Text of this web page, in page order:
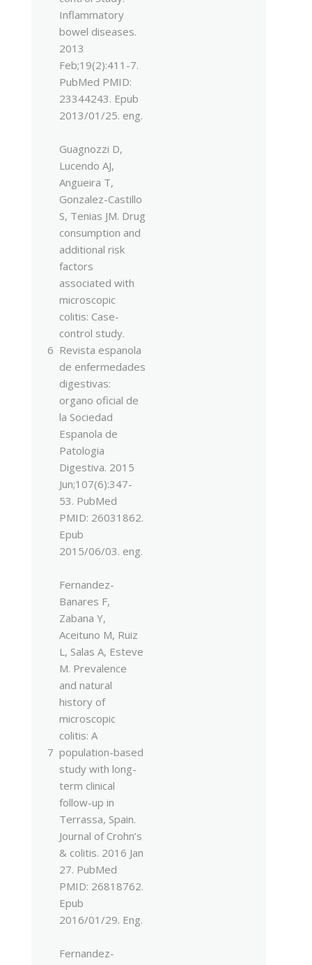
Inflammatory
bowel diseases.
2013
Feb;19(2):411-7.
PubMed PMID:
23344243. Epub
2013/01/25. eng.
6
Guagnozzi D,
Lucendo AJ,
Angueira T,
Gonzalez-Castillo
S, Tenias JM. Drug
consumption and
additional risk
factors
associated with
microscopic
colitis: Case-
control study.
Revista espanola
de enfermedades
digestivas:
organo oficial de
la Sociedad
Espanola de
Patologia
Digestiva. 2015
Jun;107(6):347-
53. PubMed
PMID: 26031862.
Epub
2015/06/03. eng.
7
Fernandez-
Banares F,
Zabana Y,
Aceituno M, Ruiz
L, Salas A, Esteve
M. Prevalence
and natural
history of
microscopic
colitis: A
population-based
study with long-
term clinical
follow-up in
Terrassa, Spain.
Journal of Crohn’s
& colitis. 2016 Jan
27. PubMed
PMID: 26818762.
Epub
2016/01/29. Eng.
Fernandez-